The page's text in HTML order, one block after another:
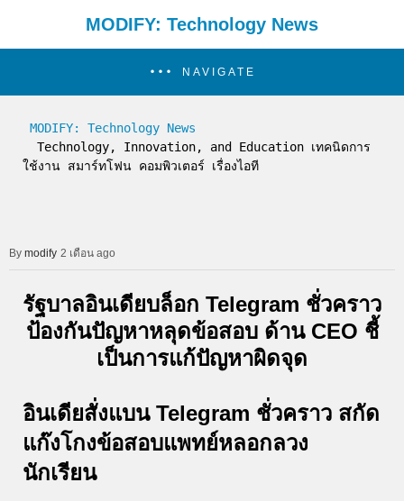
MODIFY: Technology News
NAVIGATE
MODIFY: Technology News
ใช้งาน สมาร์ทโฟน คอมพิวเตอร์ เรื่องไอที
modify 2 เดือน ago
รัฐบาลอินเดียบล็อก Telegram ชั่วคราว
ป้องกันปัญหาหลุดข้อสอบ ด้าน CEO ชี้
เป็นการแก้ปัญหาผิดจุด
อินเดียสั่งแบน Telegram ชั่วคราว สกัด
แก๊งโกงข้อสอบแพทย์หลอกลวง
นักเรียน